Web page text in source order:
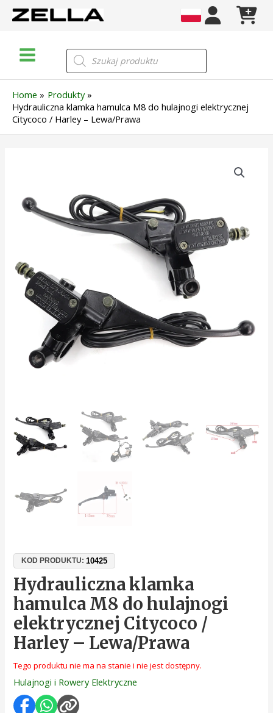
Skip
Menu
Wyszukiwarka
produktów
Home
Produkty
Hydrauliczna klamka hamulca M8 do hulajnogi elektrycznej
Citycoco / Harley – Lewa/Prawa
KOD PRODUKTU:10425
Hydrauliczna klamka
hamulca M8 do hulajnogi
elektrycznej Citycoco /
Harley – Lewa/Prawa
Tego produktu nie ma na stanie i nie jest dostępny.
Hulajnogi i Rowery Elektryczne